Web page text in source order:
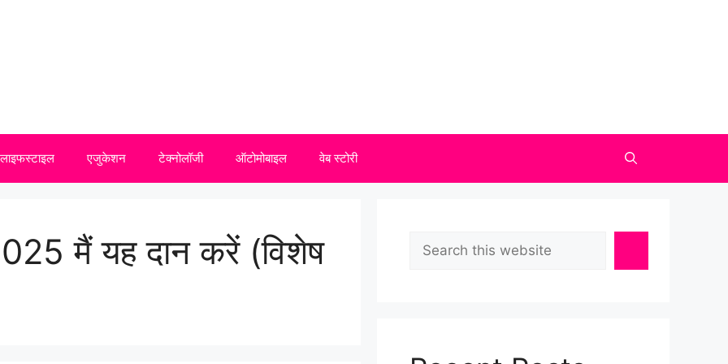
लाइफस्टाइल एजुकेशन टेक्नोलॉजी ऑटोमोबाइल वेब स्टोरी
मैं यह दान करें (विशेष
Search